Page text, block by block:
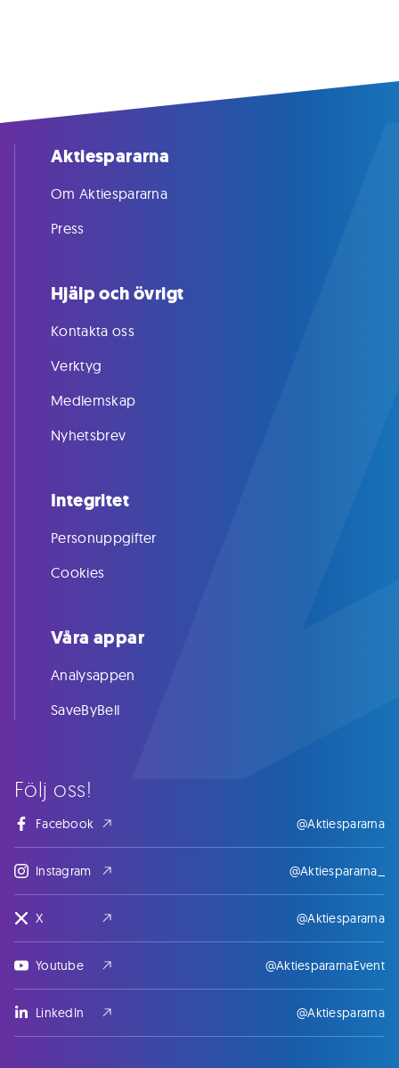
Följ oss!
Facebook @Aktiespararna
Instagram @Aktiespararna_
X @Aktiespararna
Youtube @AktiespararnaEvent
LinkedIn @Aktiespararna
Aktiespararna
Om Aktiespararna
Press
Hjälp och övrigt
Kontakta oss
Verktyg
Medlemskap
Nyhetsbrev
Integritet
Personuppgifter
Cookies
Våra appar
Analysappen
SaveByBell